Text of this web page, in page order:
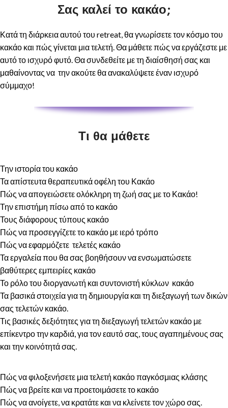
Σας καλεί το κακάο;
Κατά τη διάρκεια αυτού του retreat, θα γνωρίσετε τον κόσμο του
κακάο και πώς γίνεται μια τελετή. Θα μάθετε πώς να εργάζεστε με
αυτό το ισχυρό φυτό. Θα συνδεθείτε με τη διαίσθησή σας και
μαθαίνοντας να την ακούτε θα ανακαλύψετε έναν ισχυρό
σύμμαχο!
Τι θα μάθετε
Την ιστορία του κακάο
Τα απίστευτα θεραπευτικά οφέλη του Κακάο
Πώς να απογειώσετε ολόκληρη τη ζωή σας με το Κακάο!
Την επιστήμη πίσω από το κακάο
Τους διάφορους τύπους κακάο
Πώς να προσεγγίζετε το κακάο με ιερό τρόπο
Πώς να εφαρμόζετε τελετές κακάο
Τα εργαλεία που θα σας βοηθήσουν να ενσωματώσετε
βαθύτερες εμπειρίες κακάο
Το ρόλο του διοργανωτή και συντονιστή κύκλων κακάο
Τα βασικά στοιχεία για τη δημιουργία και τη διεξαγωγή των δικών
σας τελετών κακάο.
Τις βασικές δεξιότητες για τη διεξαγωγή τελετών κακάο με
επίκεντρο την καρδιά, για τον εαυτό σας, τους αγαπημένους σας
και την κοινότητά σας.
Πώς να φιλοξενήσετε μια τελετή κακάο παγκόσμιας κλάσης
Πώς να βρείτε και να προετοιμάσετε το κακάο
Πώς να ανοίγετε, να κρατάτε και να κλείνετε τον χώρο σας.